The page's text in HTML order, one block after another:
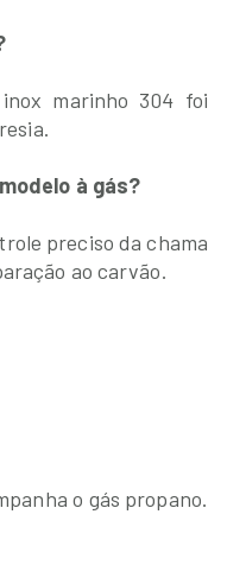
marinho 304 foi
à gás?
preciso da chama
ao carvão.
o gás propano.